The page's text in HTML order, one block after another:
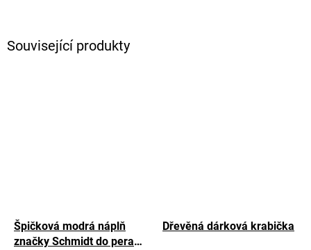
Související produkty
Špičková modrá náplň
značky Schmidt do pera
Dřevěná dárková krabička